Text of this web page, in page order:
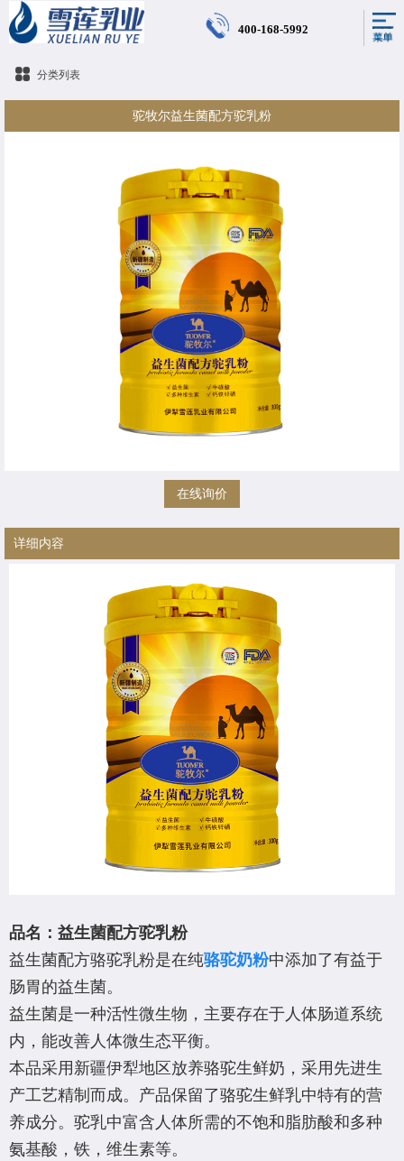
400-168-5992
分类列表
驼牧尔益生菌配方驼乳粉
在线询价
详细内容
品名：益生菌配方驼乳粉
益生菌配方骆驼乳粉是在纯骆驼奶粉中添加了有益于
肠胃的益生菌。
益生菌是一种活性微生物，主要存在于人体肠道系统
内，能改善人体微生态平衡。
本品采用新疆伊犁地区放养骆驼生鲜奶，采用先进生
产工艺精制而成。产品保留了骆驼生鲜乳中特有的营
养成分。驼乳中富含人体所需的不饱和脂肪酸和多种
氨基酸，铁，维生素等。